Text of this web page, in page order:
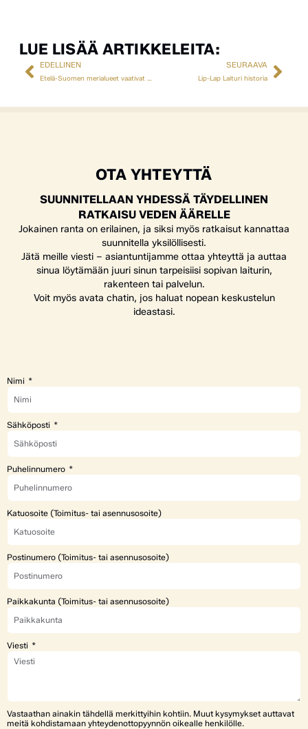
LUE LISÄÄ ARTIKKELEITA:
EDELLINEN
Etelä-Suomen merialueet vaativat vankan laiturin ja korkean rantakiinnityksen
SEURAAVA
Lip-Lap Laituri historia
OTA YHTEYTTÄ
SUUNNITELLAAN YHDESSÄ TÄYDELLINEN
RATKAISU VEDEN ÄÄRELLE
Jokainen ranta on erilainen, ja siksi myös ratkaisut kannattaa
suunnitella yksilöllisesti.
Jätä meille viesti – asiantuntijamme ottaa yhteyttä ja auttaa
sinua löytämään juuri sinun tarpeisiisi sopivan laiturin,
rakenteen tai palvelun.
Voit myös avata chatin, jos haluat nopean keskustelun
ideastasi.
Nimi
Sähköposti
Puhelinnumero
Katuosoite (Toimitus- tai asennusosoite)
Postinumero (Toimitus- tai asennusosoite)
Paikkakunta (Toimitus- tai asennusosoite)
Viesti
Vastaathan ainakin tähdellä merkittyihin kohtiin. Muut kysymykset auttavat
meitä kohdistamaan yhteydenottopyynnön oikealle henkilölle.